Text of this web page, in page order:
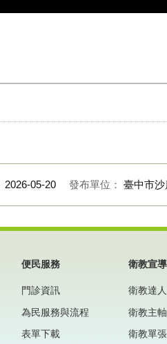
2026-05-20 發布單位： 臺中市
便民服務
門診資訊
為民服務與流程
表單下載
衛教宣導
衛教達人
衛教主軸
衛教單張